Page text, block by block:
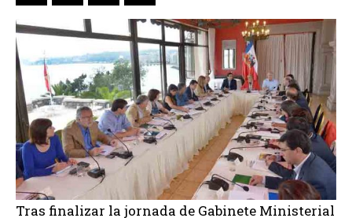
Tras finalizar la jornada de Gabinete Ministerial